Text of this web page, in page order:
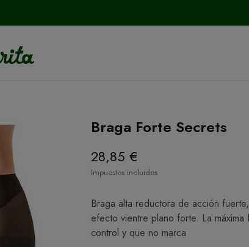
Braga Forte Secrets
28,85 €
Impuestos incluidos
Braga alta reductora de acción
efecto vientre plano forte. La
control y que no marca